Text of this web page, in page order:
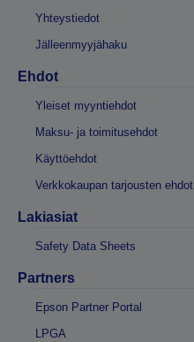
Yhteystiedot
Jälleenmyyjähaku
Ehdot
Yleiset myyntiehdot
Maksu- ja toimitusehdot
Käyttöehdot
Verkkokaupan tarjousten ehdot
Lakiasiat
Safety Data Sheets
Partners
Epson Partner Portal
LPGA